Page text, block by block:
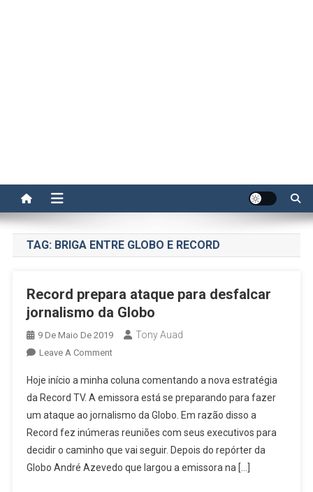
TAG: BRIGA ENTRE GLOBO E RECORD
Record prepara ataque para desfalcar
jornalismo da Globo
9 De Maio De 2019 Tony Auad
Leave A CommentOn
Prepara
Ataque
Para
Desfalcar
Jornalismo
Da
Hoje início a minha coluna comentando a nova estratégia
da Record TV. A emissora está se preparando para fazer
um ataque ao jornalismo da Globo. Em razão disso a
Record fez inúmeras reuniões com seus executivos para
decidir o caminho que vai seguir. Depois do repórter da
Globo André Azevedo que largou a emissora na […]